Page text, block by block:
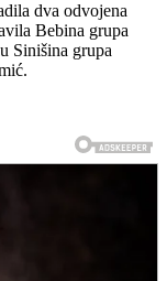
dva odvojena
Bebina grupa
Sinišina grupa